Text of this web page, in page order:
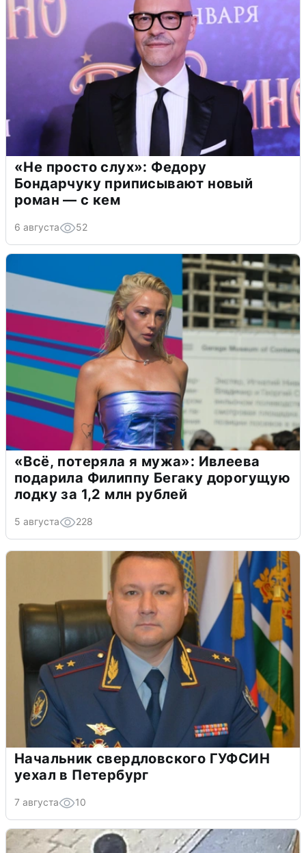
«Не просто слух»: Федору
Бондарчуку приписывают новый
роман — с кем
6 августа 52
«Всё, потеряла я мужа»: Ивлеева
подарила Филиппу Бегаку дорогущую
лодку за 1,2 млн рублей
5 августа 228
Начальник свердловского ГУФСИН
уехал в Петербург
7 августа 10